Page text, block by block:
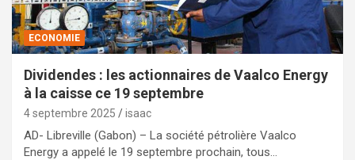
ECONOMIE
Dividendes : les actionnaires de Vaalco Energy
à la caisse ce 19 septembre
4 septembre 2025 isaac
AD- Libreville (Gabon) – La société pétrolière Vaalco
Energy a appelé le 19 septembre prochain, tous…